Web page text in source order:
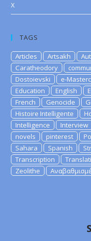
X
TAGS
Articles Artsakh
Caratheodory
Dostoievski
e-
Education
English
French
Genocide
Histoire Intelligente
Intelligence
Interview
novels
pinterest
Sahara
Spanish
Transcription
Zeolithe